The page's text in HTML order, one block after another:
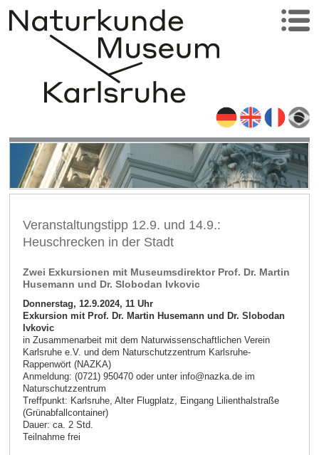
Veranstaltungstipp 12.9. und 14.9.:
Heuschrecken in der Stadt
Zwei Exkursionen mit Museumsdirektor Prof. Dr. Martin
Husemann und Dr. Slobodan Ivkovic
Donnerstag, 12.9.2024, 11 Uhr
Exkursion mit Prof. Dr. Martin Husemann und Dr. Slobodan
Ivkovic
in Zusammenarbeit mit dem Naturwissenschaftlichen Verein
Karlsruhe e.V. und dem Naturschutzzentrum Karlsruhe-
Rappenwört (NAZKA)
Anmeldung: (0721) 950470 oder unter info@nazka.de im
Naturschutzzentrum
Treffpunkt: Karlsruhe, Alter Flugplatz, Eingang Lilienthalstraße
(Grünabfallcontainer)
Dauer: ca. 2 Std.
Teilnahme frei